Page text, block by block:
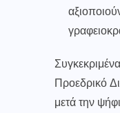
Προεδρικό
μετά την